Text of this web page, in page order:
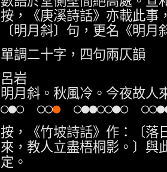
按，《庚溪詩話》亦載此事
〔明月斜〕句，更名《明月
單調二十字，四句兩仄韻
呂岩
明月斜。秋風冷。今夜故人
○●○ ○○●○●●○○●○
按，《竹坡詩話》作：〔落
來，教人立盡梧桐影。〕與
定。